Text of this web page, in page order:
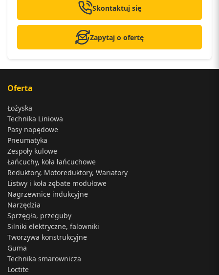
Skontaktuj się
Zapytaj o ofertę
Oferta
Łożyska
Technika Liniowa
Pasy napędowe
Pneumatyka
Zespoły kulowe
Łańcuchy, koła łańcuchowe
Reduktory, Motoreduktory, Wariatory
Listwy i koła zębate modułowe
Nagrzewnice indukcyjne
Narzędzia
Sprzęgła, przeguby
Silniki elektryczne, falowniki
Tworzywa konstrukcyjne
Guma
Technika smarownicza
Loctite